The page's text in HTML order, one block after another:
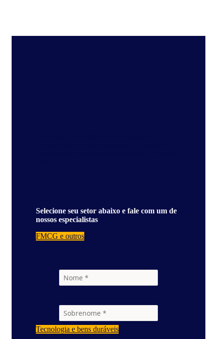
Selecione seu setor abaixo e fale com um de
nossos especialistas
FMCG e outros
Tecnologia e bens duráveis